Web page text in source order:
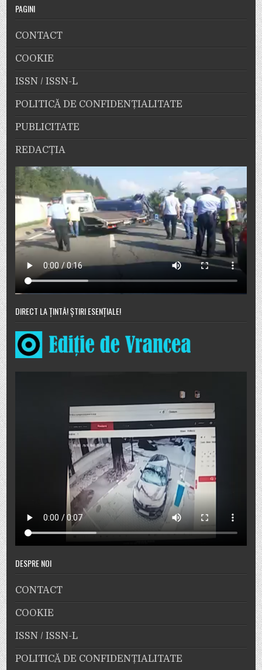
PAGINI
CONTACT
COOKIE
ISSN / ISSN-L
POLITICĂ DE CONFIDENȚIALITATE
PUBLICITATE
REDACȚIA
DIRECT LA ȚINTĂ! ȘTIRI ESENȚIALE!
DESPRE NOI
CONTACT
COOKIE
ISSN / ISSN-L
POLITICĂ DE CONFIDENȚIALITATE